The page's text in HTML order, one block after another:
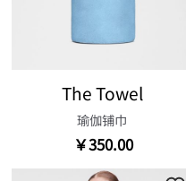
The Towel
瑜伽铺巾
￥350.00